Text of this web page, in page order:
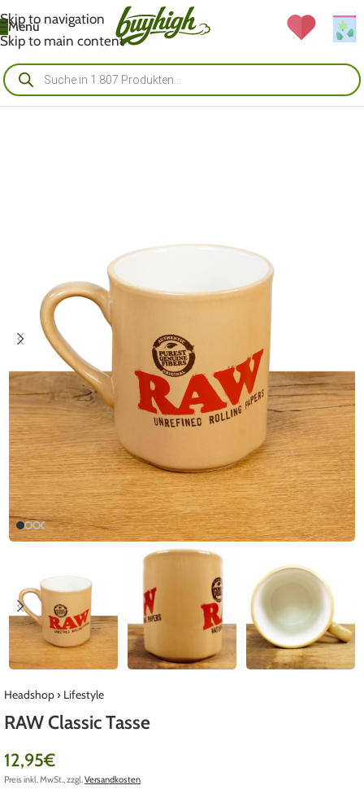
Skip to navigation
Skip to main content
Menü
Headshop› Lifestyle
RAW Classic Tasse
12,95€
Preis inkl. MwSt., zzgl.Versandkosten